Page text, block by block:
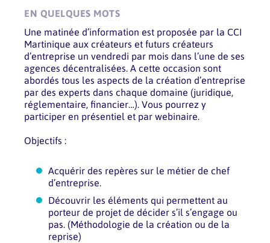
EN QUELQUES MOTS
Une matinée d’information est proposée par la CCI
Martinique aux créateurs et futurs créateurs
d’entreprise un vendredi par mois dans l’une de ses
agences décentralisées. A cette occasion sont
abordés tous les aspects de la création d’entreprise
par des experts dans chaque domaine (juridique,
réglementaire, financier…). Vous pourrez y
participer en présentiel et par webinaire.
Objectifs :
Acquérir des repères sur le métier de chef
d’entreprise.
Découvrir les éléments qui permettent au
porteur de projet de décider s’il s’engage ou
pas. (Méthodologie de la création ou de la
reprise)